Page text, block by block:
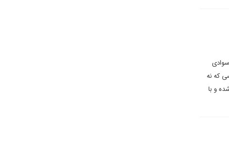
که نه
و با